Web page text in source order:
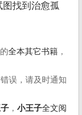
找到治愈孤
全本其它书籍 ，
误，请及时通知
， 小王子全文阅